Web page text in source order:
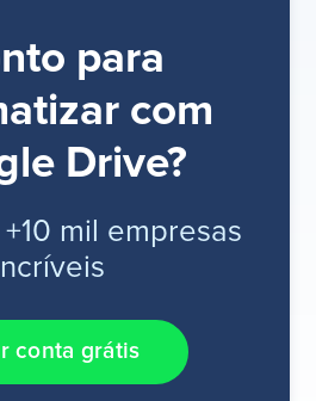
para
com
Drive?
mil empresas
conta grátis